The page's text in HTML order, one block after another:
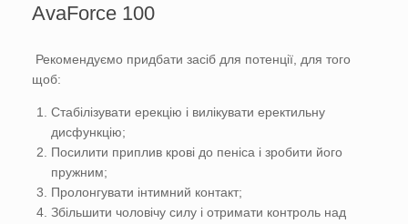
AvaForce 100
Рекомендуємо придбати засіб для потенції, для того
щоб:
Стабілізувати ерекцію і вилікувати еректильну
дисфункцію;
Посилити приплив крові до пеніса і зробити його
пружним;
Пролонгувати інтимний контакт;
Збільшити чоловічу силу і отримати контроль над